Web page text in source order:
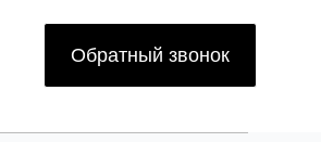
Обратный звонок